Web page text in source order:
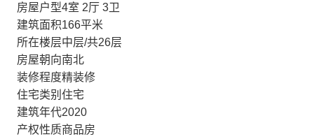
房屋户型4室 2厅 3卫
建筑面积166平米
所在楼层中层/共26层
房屋朝向南北
装修程度精装修
住宅类别 住宅
建筑年代2020
产权性质商品房